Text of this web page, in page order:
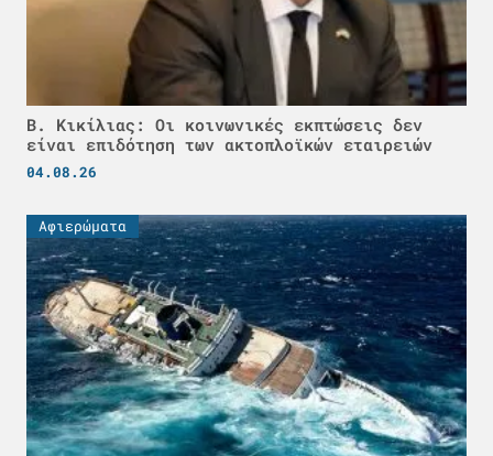
Β. Κικίλιας: Οι κοινωνικές εκπτώσεις δεν
είναι επιδότηση των ακτοπλοϊκών εταιρειών
04.08.26
Αφιερώματα